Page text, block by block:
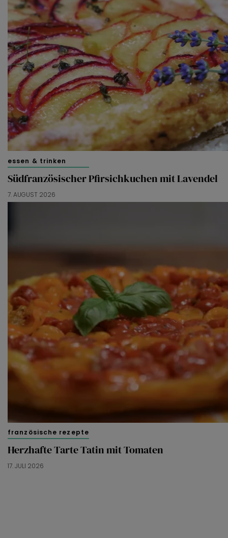
essen & trinken
Südfranzösischer Pfirsichkuchen mit Lavendel
7. AUGUST 2026
französische rezepte
Herzhafte Tarte Tatin mit Tomaten
17. JULI 2026